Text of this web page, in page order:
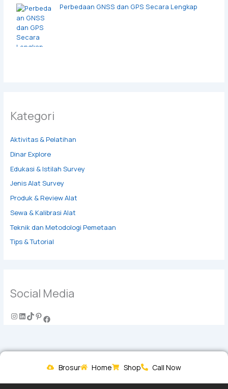
Perbedaan GNSS dan GPS Secara Lengkap
Kategori
Aktivitas & Pelatihan
Dinar Explore
Edukasi & Istilah Survey
Jenis Alat Survey
Produk & Review Alat
Sewa & Kalibrasi Alat
Teknik dan Metodologi Pemetaan
Tips & Tutorial
Social Media
Brosur Home Shop Call Now